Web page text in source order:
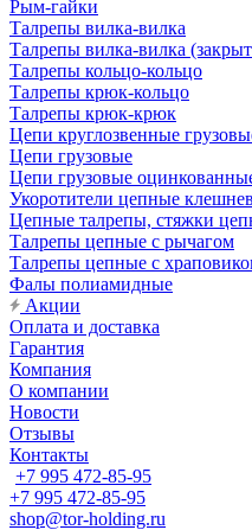
Рым-гайки
Талрепы вилка-вилка
Талрепы вилка-вилка
Талрепы кольцо-кольцо
Талрепы крюк-кольцо
Талрепы крюк-крюк
Цепи круглозвенные
Цепи грузовые
Цепи грузовые
Укоротители цепные
Цепные талрепы, стяжки
Талрепы цепные с рычагом
Талрепы цепные с
Фалы полиамидные
Акции
Оплата и доставка
Гарантия
Компания
О компании
Новости
Отзывы
Контакты
+7 995 472-85-95
+7 995 472-85-95
shop@tor-holding.ru